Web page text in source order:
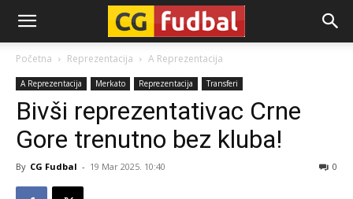
CG-
Fudbal
Početna Reprezentacija A Reprezentacija
A Reprezentacija Merkato Reprezentacija Transferi
Bivši reprezentativac Crne
Gore trenutno bez kluba!
By CG Fudbal - 19 Mar 2025. 10:40 0